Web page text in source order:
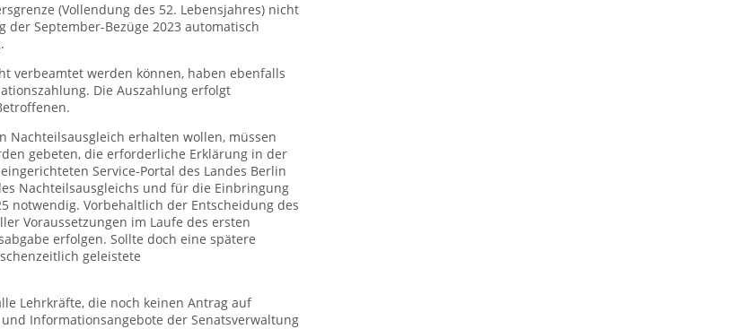
(Vollendung des 52. Lebensjahres) nicht
September-Bezüge 2023 automatisch
verbeamtet werden können, haben ebenfalls
Die Auszahlung erfolgt
erhalten wollen, müssen
gebeten, die erforderliche Erklärung in der
Service-Portal des Landes Berlin
Nachteilsausgleichs und für die Einbringung
notwendig. Vorbehaltlich der Entscheidung des
Voraussetzungen im Laufe des ersten
erfolgen. Sollte doch eine spätere
geleistete
Lehrkräfte, die noch keinen Antrag auf
Informationsangebote der Senatsverwaltung